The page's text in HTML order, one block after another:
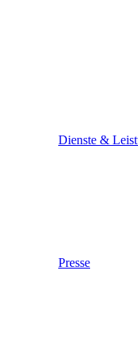
Dienste &
Presse